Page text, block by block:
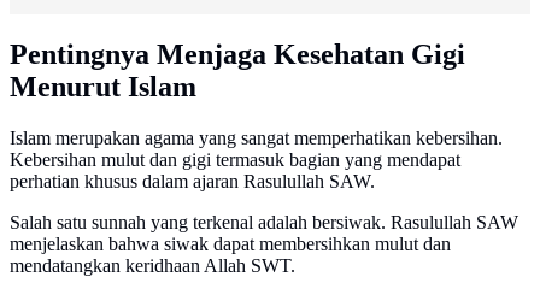
Pentingnya Menjaga Kesehatan Gigi
Menurut Islam
Islam merupakan agama yang sangat memperhatikan kebersihan.
Kebersihan mulut dan gigi termasuk bagian yang mendapat
perhatian khusus dalam ajaran Rasulullah SAW.
Salah satu sunnah yang terkenal adalah bersiwak. Rasulullah SAW
menjelaskan bahwa siwak dapat membersihkan mulut dan
mendatangkan keridhaan Allah SWT.